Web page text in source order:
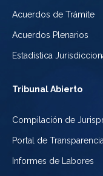
Acuerdos de Trámite
Acuerdos Plenarios
Estadística
Tribunal Abierto
Compilación de
Portal de
Informes de Labores